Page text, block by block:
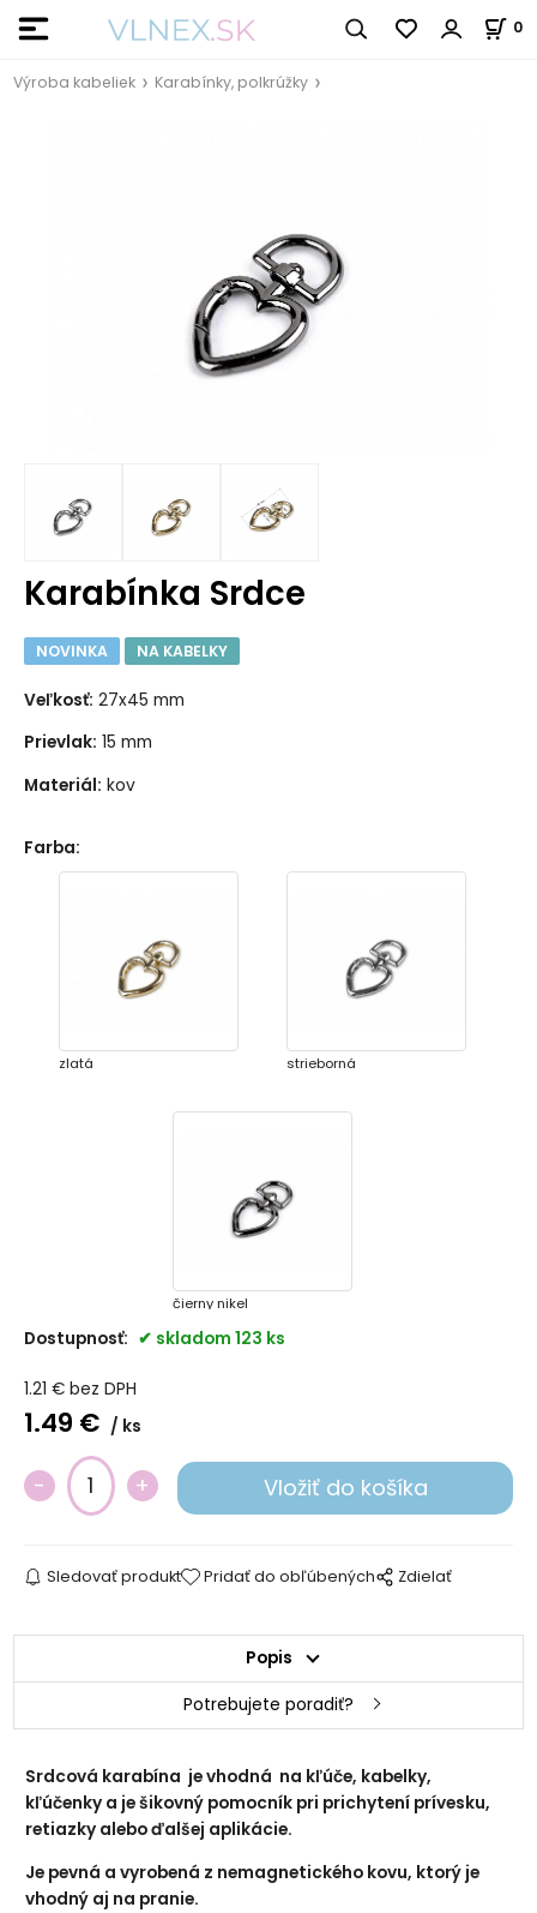
0
Výroba kabeliek Karabínky, polkrúžky
Karabínka Srdce
NOVINKA NA KABELKY
Veľkosť: 27x45 mm
Prievlak: 15 mm
Materiál: kov
Farba:
zlatá strieborná
čierny nikel
Dostupnosť: skladom 123 ks
1.21 € bez DPH
1.49 € ks
Sledovať produkt Pridať do obľúbených Zdielať
Popis
Potrebujete poradiť?
Srdcová karabína je vhodná na kľúče, kabelky,
kľúčenky a je šikovný pomocník pri prichytení prívesku,
retiazky alebo ďalšej aplikácie.
Je pevná a vyrobená z nemagnetického kovu, ktorý je
vhodný aj na pranie.